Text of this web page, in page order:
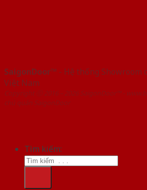
SaigonDoor™ - Hệ thống Showroom
Việt Nam
Copyright ⓒ 2016 – 2026 SaigonDoor™ -
chủ quản SaigonDoor
Tìm kiếm: